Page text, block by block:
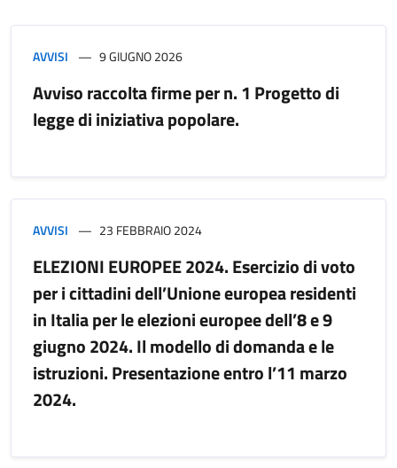
AVVISI 9 GIUGNO 2026
Avviso raccolta firme per n. 1 Progetto di
legge di iniziativa popolare.
AVVISI 23 FEBBRAIO 2024
ELEZIONI EUROPEE 2024. Esercizio di voto
per i cittadini dell’Unione europea residenti
in Italia per le elezioni europee dell’8 e 9
giugno 2024. Il modello di domanda e le
istruzioni. Presentazione entro l’11 marzo
2024.